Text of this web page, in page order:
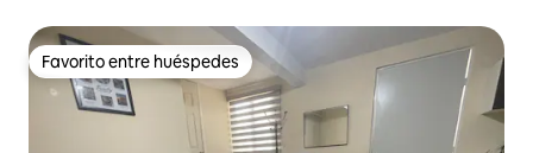
Favorito entre huéspedes
Favorito entre huéspedes